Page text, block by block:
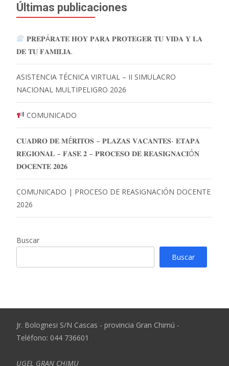
Últimas publicaciones
𝐏𝐑𝐄𝐏Á𝐑𝐀𝐓𝐄 𝐇𝐎𝐘 𝐏𝐀𝐑𝐀 𝐏𝐑𝐎𝐓𝐄𝐆𝐄𝐑 𝐓𝐔 𝐕𝐈𝐃𝐀 𝐘 𝐋𝐀
𝐃𝐄 𝐓𝐔 𝐅𝐀𝐌𝐈𝐋𝐈𝐀.
ASISTENCIA TÉCNICA VIRTUAL – II SIMULACRO
NACIONAL MULTIPELIGRO 2026
COMUNICADO
𝐂𝐔𝐀𝐃𝐑𝐎 𝐃𝐄 𝐌É𝐑𝐈𝐓𝐎𝐒 – 𝐏𝐋𝐀𝐙𝐀𝐒 𝐕𝐀𝐂𝐀𝐍𝐓𝐄𝐒- 𝐄𝐓𝐀𝐏𝐀
𝐑𝐄𝐆𝐈𝐎𝐍𝐀𝐋 – 𝐅𝐀𝐒𝐄 𝟐 – 𝐏𝐑𝐎𝐂𝐄𝐒𝐎 𝐃𝐄 𝐑𝐄𝐀𝐒𝐈𝐆𝐍𝐀𝐂𝐈Ó𝐍
𝐃𝐎𝐂𝐄𝐍𝐓𝐄 𝟐𝟎𝟐𝟔
COMUNICADO | PROCESO DE REASIGNACIÓN DOCENTE
2026
Buscar
Buscar
Jr. Bolognesi S/N Cascas - provincia Gran Chimú -
Teléfono: 044 736601
UGEL GRAN CHIMU